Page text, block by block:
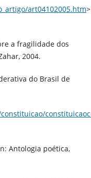
art04102005.htm
a fragilidade dos
2004.
do Brasil de
Antologia poética,